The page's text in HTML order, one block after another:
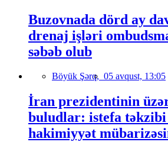
Buzovnada dörd ay
drenaj işləri
səbəb olub
Böyük Şərq, 05 avqust, 13:05
İran prezidentinin
buludlar: istefa təkzibi
hakimiyyət